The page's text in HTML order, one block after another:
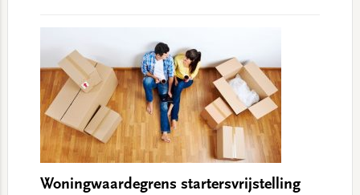
Woningwaardegrens startersvrijstelling